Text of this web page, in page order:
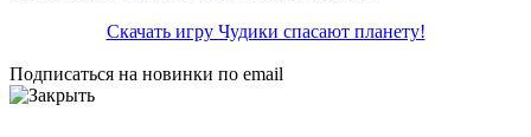
Скачать игру Чудики спасают планету!
Подписаться на новинки по email